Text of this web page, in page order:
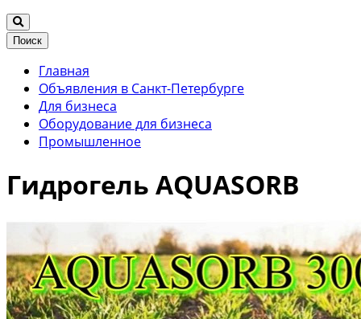
Поиск
Главная
Объявления в Санкт-Петербурге
Для бизнеса
Оборудование для бизнеса
Промышленное
Гидрогель AQUASORB